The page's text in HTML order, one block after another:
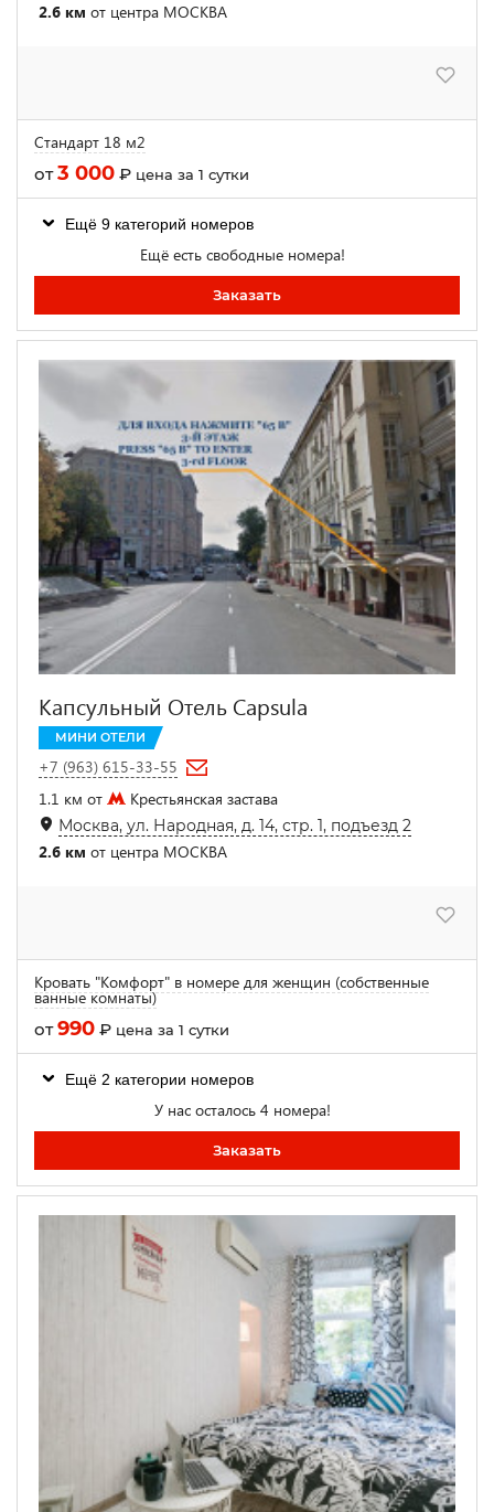
2.6 км от центра МОСКВА
Стандарт 18 м2
от3 000 ₽ цена за 1 сутки
Ещё 9 категорий номеров
Ещё есть свободные номера!
Заказать
Капсульный Отель Capsula
МИНИ ОТЕЛИ
+7 (963) 615-33-55
1.1 км от
Крестьянская застава
Москва, ул. Народная, д. 14, стр. 1, подъезд 2
2.6 км от центра МОСКВА
Кровать "Комфорт" в номере для женщин (собственные
ванные комнаты)
от990 ₽ цена за 1 сутки
Ещё 2 категории номеров
У нас осталось 4 номера!
Заказать